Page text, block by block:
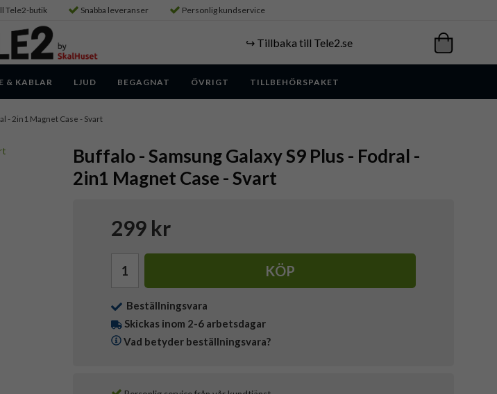
Tele2-butik Snabba leveranser Personlig kundservice
↪️ Tillbaka till Tele2.se
& KABLAR LJUD BEGAGNAT ÖVRIGT TILLBEHÖRSPAKET
- 2in1 Magnet Case - Svart
Buffalo - Samsung Galaxy S9 Plus - Fodral -
2in1 Magnet Case - Svart
299 kr
KÖP
Beställningsvara
Skickas inom 2-6 arbetsdagar
Vad betyder beställningsvara?